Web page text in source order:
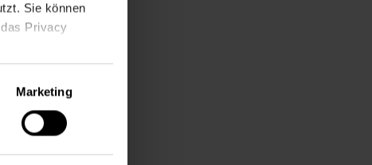
Sie können
Privacy
Marketing